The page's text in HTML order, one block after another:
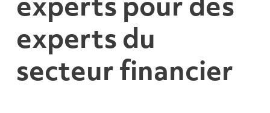
experts du
secteur financier